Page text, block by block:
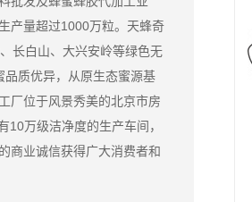
产量超过1000万粒。天蜂奇
长白山、大兴安岭等绿色无
质优异，从原生态蜜源基
厂位于风景秀美的北京市房
万级洁净度的生产车间，
商业诚信获得广大消费者和